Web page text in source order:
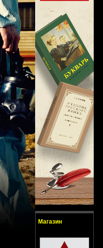
Магазин